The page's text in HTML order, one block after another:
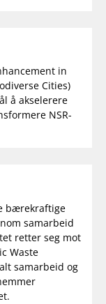
in
Cities)
å akselerere
NSR-
bærekraftige
samarbeid
retter seg mot
Waste
samarbeid og